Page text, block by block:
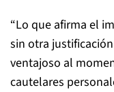
“Lo que afirma el
sin otra
ventajoso al
cautelares